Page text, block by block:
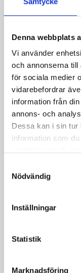
Denna webbplats
Vi använder
och annonserna till
för sociala medier
vidarebefordrar
information från
annons- och
Dessa kan i sin tur
information som
Nödvändig
Inställningar
Statistik
Marknadsföring
Produkter i
Mellanmjölk